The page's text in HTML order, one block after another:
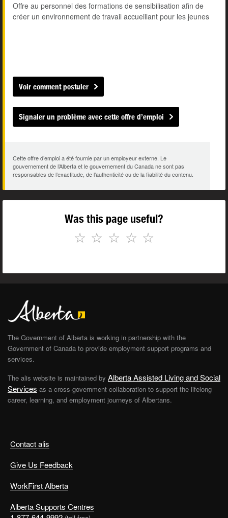
Offre au personnel des formations de sensibilisation afin de
créer un environnement de travail accueillant pour les jeunes
Voir comment postuler
Signaler un problème avec cette offre d’emploi
Cette offre d’emploi a été fournie par un employeur externe. Le
gouvernement de l’Alberta et le gouvernement du Canada ne sont pas
responsables de l’exactitude, de l’authenticité ou de la fiabilité du contenu.
Was this page useful?
☆
☆
☆
☆
☆
Contact alis
Give Us Feedback
WorkFirst Alberta
Alberta Supports Centres
The Government of Alberta is working in partnership with the
Government of Canada to provide employment support programs and
services.
The alis website is maintained by Alberta Assisted Living and Social
Services as a cross-government collaboration to support the lifelong
career, learning, and employment journeys of Albertans.